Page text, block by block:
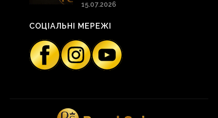
15.07.2026
СОЦІАЛЬНІ МЕРЕЖІ